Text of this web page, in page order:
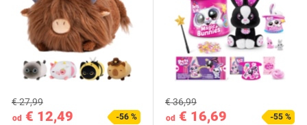
od € 12,49
€ 27,99
-56 % od € 16,69
€ 36,99
-55 %